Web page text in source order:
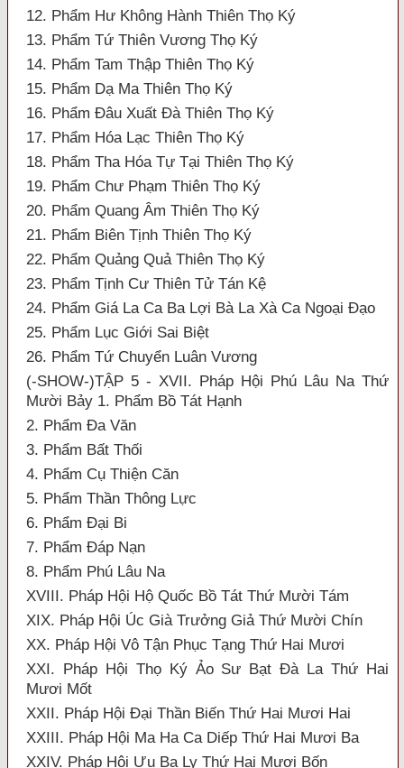
12. Phẩm Hư Không Hành Thiên Thọ Ký
13. Phẩm Tứ Thiên Vương Thọ Ký
14. Phẩm Tam Thập Thiên Thọ Ký
15. Phẩm Dạ Ma Thiên Thọ Ký
16. Phẩm Đâu Xuất Đà Thiên Thọ Ký
17. Phẩm Hóa Lạc Thiên Thọ Ký
18. Phẩm Tha Hóa Tự Tại Thiên Thọ Ký
19. Phẩm Chư Phạm Thiên Thọ Ký
20. Phẩm Quang Âm Thiên Thọ Ký
21. Phẩm Biên Tịnh Thiên Thọ Ký
22. Phẩm Quảng Quả Thiên Thọ Ký
23. Phẩm Tịnh Cư Thiên Tử Tán Kệ
24. Phẩm Giá La Ca Ba Lợi Bà La Xà Ca Ngoại Đạo
25. Phẩm Lục Giới Sai Biệt
26. Phẩm Tứ Chuyển Luân Vương
(-SHOW-)TẬP 5 - XVII. Pháp Hội Phú Lâu Na Thứ
Mười Bảy 1. Phẩm Bồ Tát Hạnh
2. Phẩm Đa Văn
3. Phẩm Bất Thối
4. Phẩm Cụ Thiện Căn
5. Phẩm Thần Thông Lực
6. Phẩm Đại Bi
7. Phẩm Đáp Nạn
8. Phẩm Phú Lâu Na
XVIII. Pháp Hội Hộ Quốc Bồ Tát Thứ Mười Tám
XIX. Pháp Hội Úc Già Trưởng Giả Thứ Mười Chín
XX. Pháp Hội Vô Tận Phục Tạng Thứ Hai Mươi
XXI. Pháp Hội Thọ Ký Ảo Sư Bạt Đà La Thứ Hai
Mươi Mốt
XXII. Pháp Hội Đại Thần Biến Thứ Hai Mươi Hai
XXIII. Pháp Hội Ma Ha Ca Diếp Thứ Hai Mươi Ba
XXIV. Pháp Hội Ưu Ba Ly Thứ Hai Mươi Bốn